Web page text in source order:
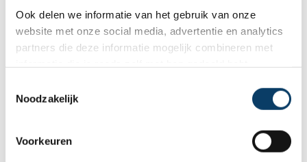
Ook delen we informatie van het gebruik van onze
website met onze social media, advertentie en analytics
partners die deze informatie mogelijk combineren met
Noodzakelijk
Voorkeuren
is de tiende route en ook de kortste van
allemaal. De route is namelijk maar 105 km
want je fietst een rondje. De route is erg leuk
verschillende plaatsjes op het eiland.